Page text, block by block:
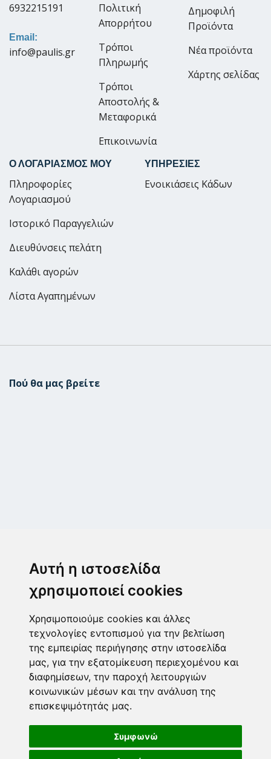
Αυτή η ιστοσελίδα
χρησιμοποιεί cookies
Χρησιμοποιούμε cookies και άλλες
τεχνολογίες εντοπισμού για την βελτίωση
της εμπειρίας περιήγησης στην ιστοσελίδα
μας, για την εξατομίκευση περιεχομένου και
διαφημίσεων, την παροχή λειτουργιών
κοινωνικών μέσων και την ανάλυση της
επισκεψιμότητάς μας.
Συμφωνώ
6932215191
Email:
info@paulis.gr
Πολιτική
Απορρήτου
Τρόποι
Πληρωμής
Τρόποι
Αποστολής &
Μεταφορικά
Επικοινωνία
Δημοφιλή
Προϊόντα
Νέα προϊόντα
Χάρτης σελίδας
Ο ΛΟΓΑΡΙΑΣΜΟΣ ΜΟΥ
Πληροφορίες
Λογαριασμού
Ιστορικό Παραγγελιών
Διευθύνσεις πελάτη
Καλάθι αγορών
Λίστα Αγαπημένων
ΥΠΗΡΕΣΙΕΣ
Ενοικιάσεις Κάδων
Πού θα μας βρείτε
2102843411
6932215191
info@paulis.gr
Ωράριο καταστήματος
Ασφαλές περιβάλλον πληρωμών
Τρόποι πληρωμής Ακολουθήστε μας